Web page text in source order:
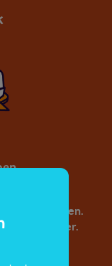
von scoyo.
Verben bilden.
lernst du hier.